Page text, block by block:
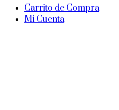
Carrito de Compra
Mi Cuenta